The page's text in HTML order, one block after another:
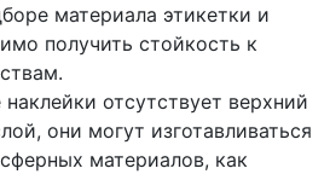
материала этикетки и
получить стойкость к
отсутствует верхний
они могут изготавливаться
материалов, как